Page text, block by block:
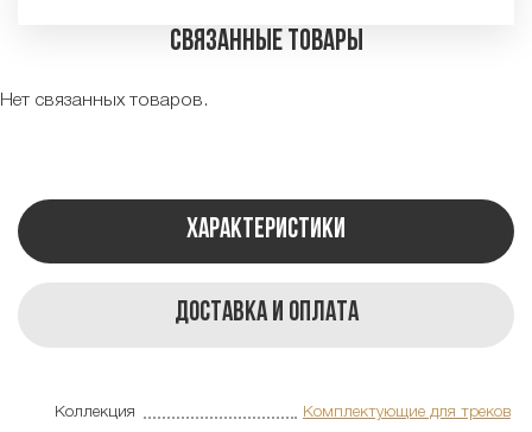
Связанные товары
Нет связанных товаров.
Характеристики
Доставка и оплата
Коллекция
Комплектующие для треков